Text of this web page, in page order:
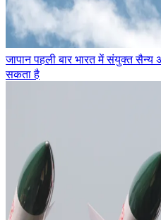
जापान पहली बार भारत में संयुक्त
सकता है